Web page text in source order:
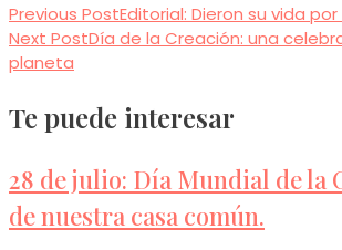
Read
more
articles
Previous PostEditorial: Dieron su vida
Next PostDía de la Creación: una
planeta
Te puede interesar
28 de julio: Día Mundial de la
de nuestra casa común.